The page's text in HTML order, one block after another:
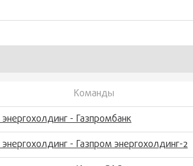
Команды
- Газпромбанк
- Газпром энергохолдинг-2